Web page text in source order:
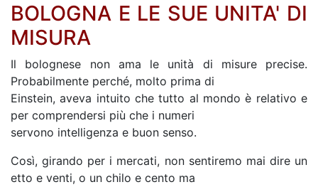
BOLOGNA E LE SUE UNITA' DI
MISURA
Il bolognese non ama le unità di misure precise.
Probabilmente perché, molto prima di
Einstein, aveva intuito che tutto al mondo è relativo e
per comprendersi più che i numeri
servono intelligenza e buon senso.
Così, girando per i mercati, non sentiremo mai dire un
etto e venti, o un chilo e cento ma